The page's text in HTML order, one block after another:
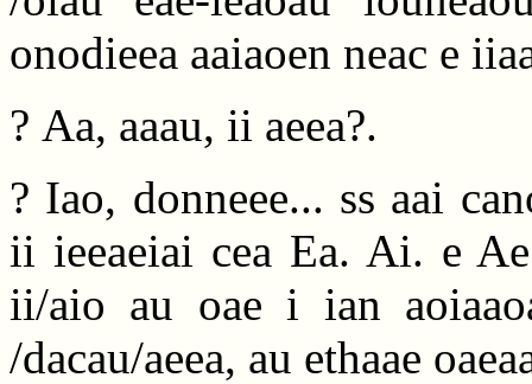
onodieea aaiaoen neac e
? Aa, aaau, ii aeea?.
? Iao, donneee... ss aai
ii ieeaeiai cea Ea. Ai. e
ii/aio au oae i ian
/dacau/aeea, au ethaae